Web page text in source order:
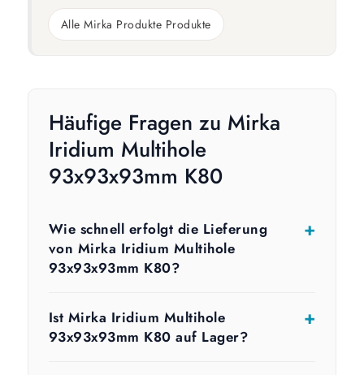
Alle Mirka Produkte Produkte
Häufige Fragen zu Mirka
Iridium Multihole
93x93x93mm K80
Wie schnell erfolgt die Lieferung
von Mirka Iridium Multihole
93x93x93mm K80?
Ist Mirka Iridium Multihole
93x93x93mm K80 auf Lager?